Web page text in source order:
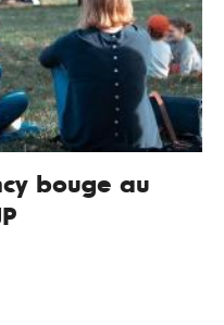
bouge au